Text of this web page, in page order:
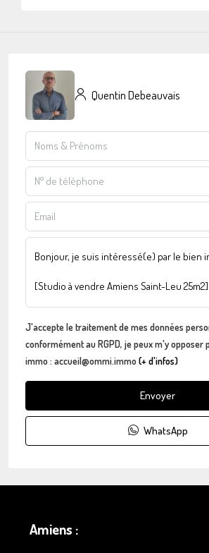
Quentin Debeauvais
J'accepte le traitement de mes données
conformément au RGPD, je peux m'y opposer
immo : accueil@ommi.immo(+ d'infos)
Envoyer
WhatsApp
Amiens :